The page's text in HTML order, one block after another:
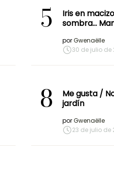
5
Iris en
sombra…
porGwenaëlle
30 de julio de
8
Me gusta /
jardín
porGwenaëlle
23 de julio de